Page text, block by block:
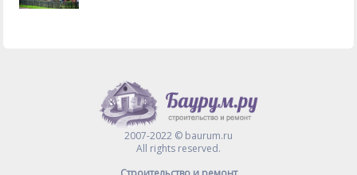
2007-2022 © baurum.ru
All rights reserved.